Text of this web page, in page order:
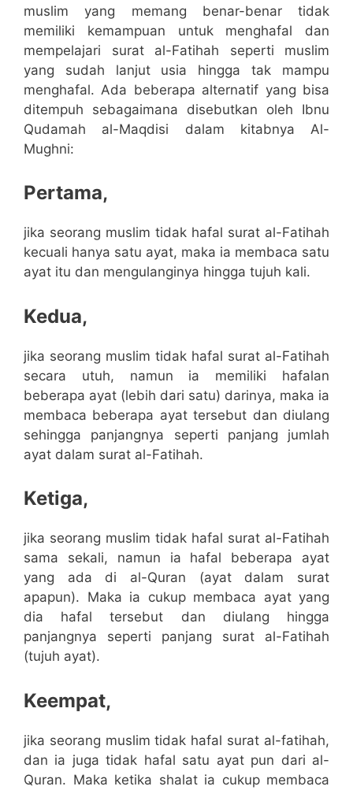
muslim yang memang benar-benar tidak
memiliki kemampuan untuk menghafal dan
mempelajari surat al-Fatihah seperti muslim
yang sudah lanjut usia hingga tak mampu
menghafal. Ada beberapa alternatif yang bisa
ditempuh sebagaimana disebutkan oleh Ibnu
Qudamah al-Maqdisi dalam kitabnya Al-
Mughni:
Pertama,
jika seorang muslim tidak hafal surat al-Fatihah
kecuali hanya satu ayat, maka ia membaca satu
ayat itu dan mengulanginya hingga tujuh kali.
Kedua,
jika seorang muslim tidak hafal surat al-Fatihah
secara utuh, namun ia memiliki hafalan
beberapa ayat (lebih dari satu) darinya, maka ia
membaca beberapa ayat tersebut dan diulang
sehingga panjangnya seperti panjang jumlah
ayat dalam surat al-Fatihah.
Ketiga,
jika seorang muslim tidak hafal surat al-Fatihah
sama sekali, namun ia hafal beberapa ayat
yang ada di al-Quran (ayat dalam surat
apapun). Maka ia cukup membaca ayat yang
dia hafal tersebut dan diulang hingga
panjangnya seperti panjang surat al-Fatihah
(tujuh ayat).
Keempat,
jika seorang muslim tidak hafal surat al-fatihah,
dan ia juga tidak hafal satu ayat pun dari al-
Quran. Maka ketika shalat ia cukup membaca